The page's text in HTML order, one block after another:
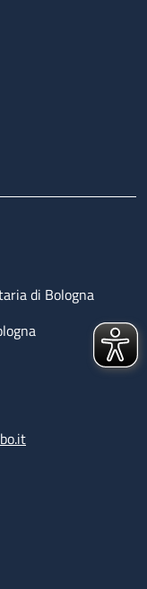
di Bologna